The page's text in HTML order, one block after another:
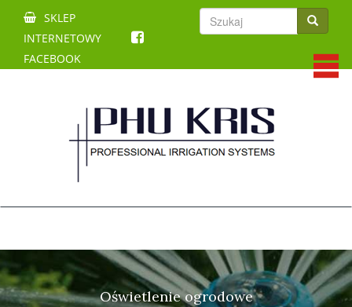
SKLEP
INTERNETOWY
FACEBOOK
Szukaj Szukaj
Oświetlenie ogrodowe